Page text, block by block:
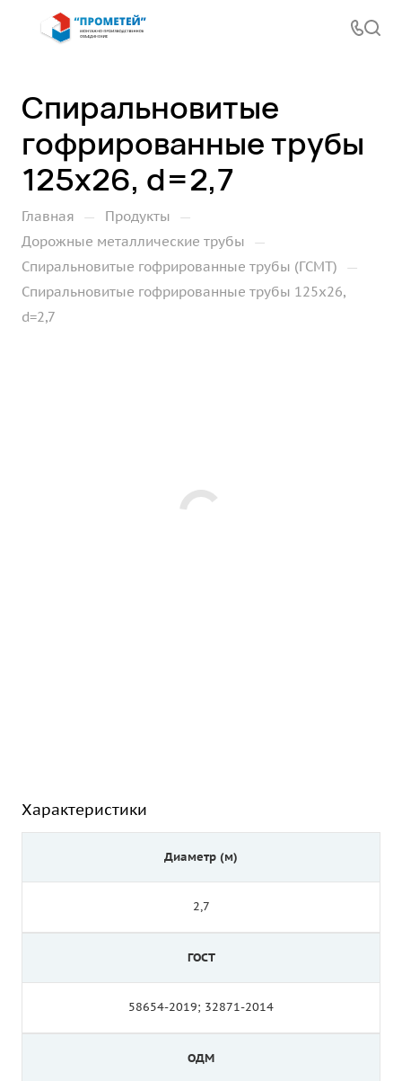
Спиральновитые
гофрированные трубы
125х26, d=2,7
Главная — Продукты —
Дорожные металлические трубы —
Спиральновитые гофрированные трубы (ГСМТ) —
Спиральновитые гофрированные трубы 125х26,
d=2,7
Характеристики
Диаметр (м)
2,7
ГОСТ
58654-2019; 32871-2014
ОДМ